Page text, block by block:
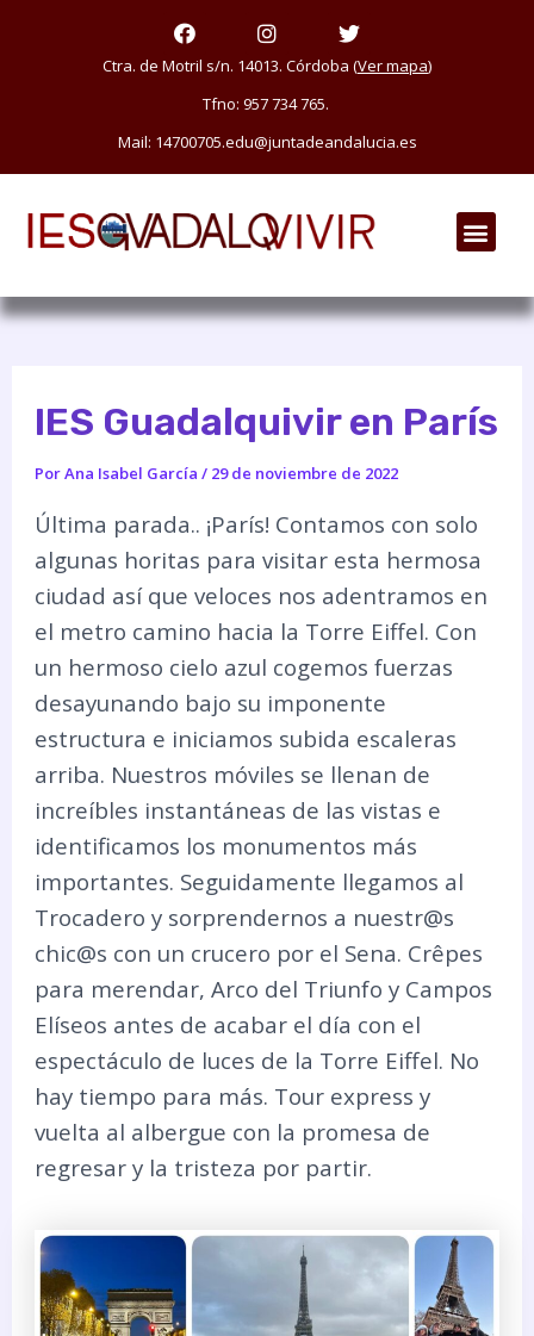
F
a
c
o
k
I
n
s
a
r
a
T
w
i
e
r
Ctra. de Motril s/n. 14013. Córdoba (Ver mapa)
Tfno: 957 734 765.
Mail: 14700705.edu@juntadeandalucia.es
IES Guadalquivir en París
PorAna Isabel García / 29 de noviembre de 2022
Última parada.. ¡París! Contamos con solo
algunas horitas para visitar esta hermosa
ciudad así que veloces nos adentramos en
el metro camino hacia la Torre Eiffel. Con
un hermoso cielo azul cogemos fuerzas
desayunando bajo su imponente
estructura e iniciamos subida escaleras
arriba. Nuestros móviles se llenan de
increíbles instantáneas de las vistas e
identificamos los monumentos más
importantes. Seguidamente llegamos al
Trocadero y sorprendernos a nuestr@s
chic@s con un crucero por el Sena. Crêpes
para merendar, Arco del Triunfo y Campos
Elíseos antes de acabar el día con el
espectáculo de luces de la Torre Eiffel. No
hay tiempo para más. Tour express y
vuelta al albergue con la promesa de
regresar y la tristeza por partir.